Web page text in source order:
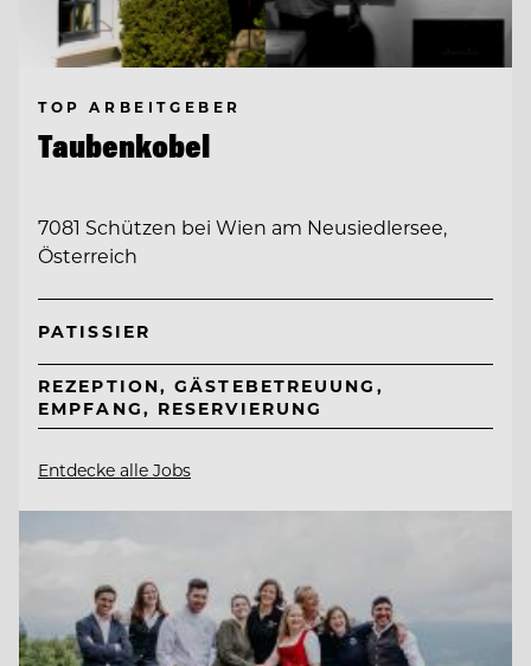
TOP ARBEITGEBER
Taubenkobel
7081 Schützen bei Wien am Neusiedlersee,
Österreich
PATISSIER
REZEPTION, GÄSTEBETREUUNG,
EMPFANG, RESERVIERUNG
Entdecke alle Jobs